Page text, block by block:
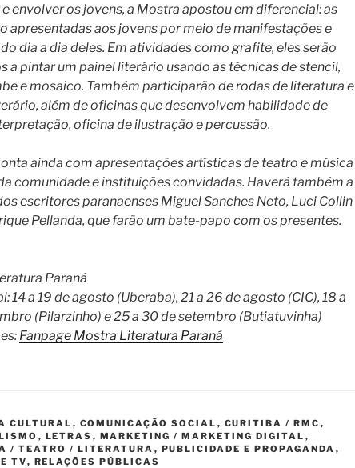
envolver os jovens, a Mostra apostou em diferencial: as
apresentadas aos jovens por meio de manifestações e
dia a dia deles. Em atividades como grafite, eles serão
a pintar um painel literário usando as técnicas de stencil,
e mosaico. Também participarão de rodas de literatura e
além de oficinas que desenvolvem habilidade de
oficina de ilustração e percussão.
ainda com apresentações artísticas de teatro e música
comunidade e instituições convidadas. Haverá também a
escritores paranaenses Miguel Sanches Neto, Luci Collin
Pellanda, que farão um bate-papo com os presentes.
Paraná
14 a 19 de agosto (Uberaba), 21 a 26 de agosto (CIC), 18 a
(Pilarzinho) e 25 a 30 de setembro (Butiatuvinha)
Fanpage Mostra Literatura Paraná
CULTURAL , COMUNICAÇÃO SOCIAL , CURITIBA / RMC ,
, LETRAS , MARKETING / MARKETING DIGITAL ,
/ TEATRO / LITERATURA , PUBLICIDADE E PROPAGANDA ,
TV, RELAÇÕES PÚBLICAS